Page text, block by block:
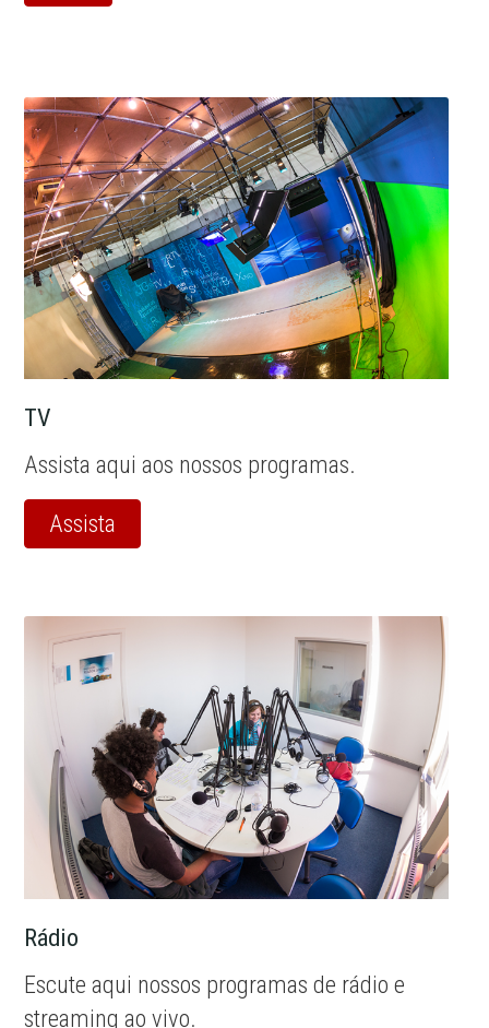
TV
Assista aqui aos nossos programas.
Assista
Rádio
Escute aqui nossos programas de rádio e
streaming ao vivo.